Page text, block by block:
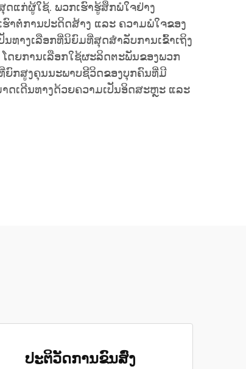
ແກ່ຜູ້ໃຊ້. ພວກເຮົາຮູ້ສຶກພໍໃຈຢ່າງ
ຕໍ່ການປະດິດສ້າງ ແລະ ຄວາມພໍໃຈຂອງ
ທາງເລືອກທີ່ນິຍົມທີ່ສຸດສຳລັບການເຂົ້າເຖິງ
ດຍການເລືອກໃຊ້ຜະລິດຕະພັນຂອງພວກ
ຍົກສູງຄຸນນະພາບຊີວິດຂອງບຸກຄົນທີ່ມີ
ດເດີນທາງດ້ວຍຄວາມເປັນອິດສະຫຼະ ແລະ
ປະຕິວັດການຂົນສົ່ງ